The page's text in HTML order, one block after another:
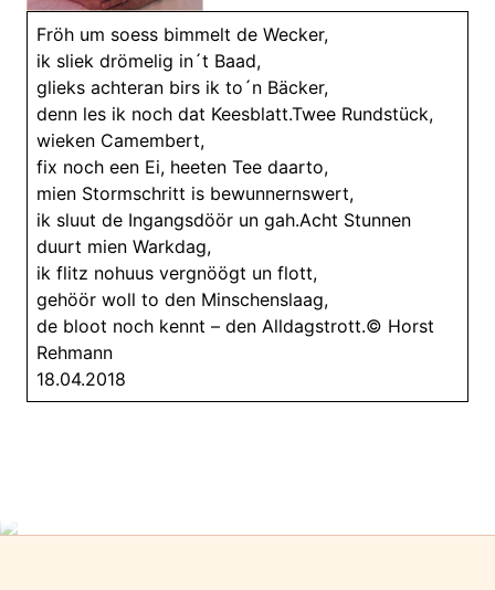
Fröh um soess bimmelt de Wecker,
ik sliek drömelig in´t Baad,
glieks achteran birs ik to´n Bäcker,
denn les ik noch dat Keesblatt.Twee Rundstück,
wieken Camembert,
fix noch een Ei, heeten Tee daarto,
mien Stormschritt is bewunnernswert,
ik sluut de Ingangsdöör un gah.Acht Stunnen
duurt mien Warkdag,
ik flitz nohuus vergnöögt un flott,
gehöör woll to den Minschenslaag,
de bloot noch kennt – den Alldagstrott.© Horst
Rehmann
18.04.2018